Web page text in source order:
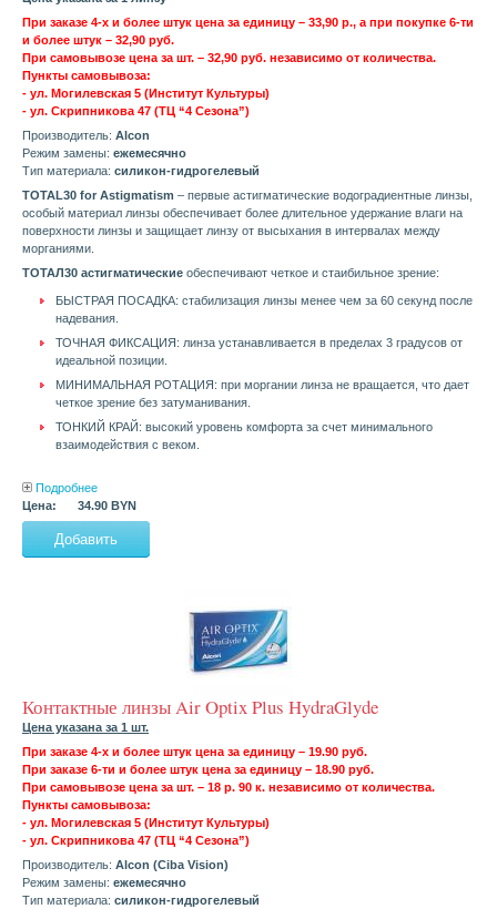
При заказе 4-х и более штук цена за единицу – 33,90 р., а при покупке 6-ти
и более штук – 32,90 руб.
При самовывозе цена за шт. – 32,90 руб. независимо от количества.
Пункты самовывоза:
- ул. Могилевская 5 (Институт Культуры)
- ул. Скрипникова 47 (ТЦ “4 Сезона”)
Производитель: Alcon
Режим замены: ежемесячно
Тип материала: силикон-гидрогелевый
TOTAL30 for Astigmatism – первые астигматические водоградиентные линзы,
особый материал линзы обеспечивает более длительное удержание влаги на
поверхности линзы и защищает линзу от высыхания в интервалах между
морганиями.
ТОТАЛ30 астигматические обеспечивают четкое и стаибильное зрение:
БЫСТРАЯ ПОСАДКА: стабилизация линзы менее чем за 60 секунд после
надевания.
ТОЧНАЯ ФИКСАЦИЯ: линза устанавливается в пределах 3 градусов от
идеальной позиции.
МИНИМАЛЬНАЯ РОТАЦИЯ: при моргании линза не вращается, что дает
четкое зрение без затуманивания.
ТОНКИЙ КРАЙ: высокий уровень комфорта за счет минимального
взаимодействия с веком.
Подробнее
34.90 BYN
Цена:
Контактные линзы Air Optix Plus HydraGlyde
Цена указана за 1 шт.
При заказе 4-х и более штук цена за единицу – 19.90 руб.
При заказе 6-ти и более штук цена за единицу – 18.90 руб.
При самовывозе цена за шт. – 18 р. 90 к. независимо от количества.
Пункты самовывоза:
- ул. Могилевская 5 (Институт Культуры)
- ул. Скрипникова 47 (ТЦ “4 Сезона”)
Производитель: Alcon (Ciba Vision)
Режим замены: ежемесячно
Тип материала: силикон-гидрогелевый